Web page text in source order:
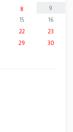
8
9
15
16
22
23
29
30